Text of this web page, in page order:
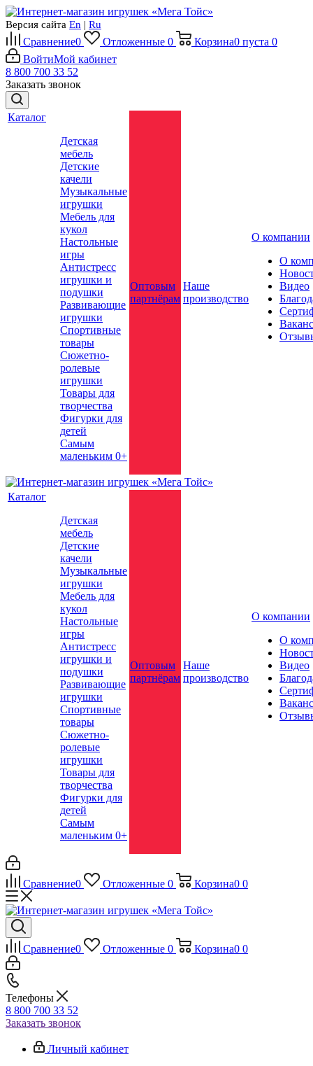
Версия сайта En | Ru
Сравнение0 Отложенные 0 Корзина0 пуста 0
ВойтиМой кабинет
8 800 700 33 52
Заказать звонок
Каталог
Детская
мебель
Детские
качели
Музыкальные
игрушки
Мебель для
кукол
Настольные
игры
Антистресс
игрушки и
подушки
Развивающие
игрушки
Спортивные
товары
Сюжетно-
ролевые
игрушки
Товары для
творчества
Фигурки для
детей
Самым
маленьким 0+
Оптовым
партнёрам
Наше
производство
О компании
О
Видео
Каталог
Детская
мебель
Детские
качели
Музыкальные
игрушки
Мебель для
кукол
Настольные
игры
Антистресс
игрушки и
подушки
Развивающие
игрушки
Спортивные
товары
Сюжетно-
ролевые
игрушки
Товары для
творчества
Фигурки для
детей
Самым
маленьким 0+
Оптовым
партнёрам
Наше
производство
О компании
О
Видео
Сравнение0 Отложенные 0 Корзина0 0
Сравнение0 Отложенные 0 Корзина0 0
Телефоны
8 800 700 33 52
Заказать звонок
Личный кабинет